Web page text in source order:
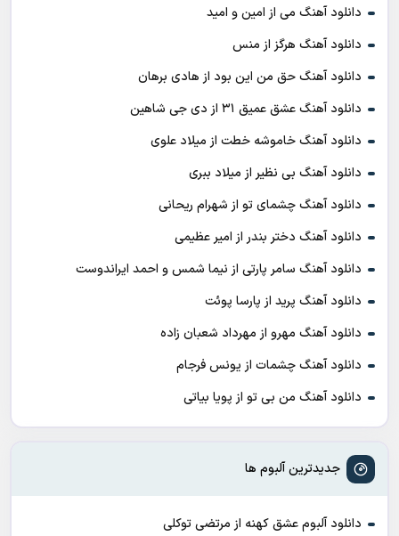
دانلود آهنگ می از امین و امید
دانلود آهنگ هرگز از منس
دانلود آهنگ حق من این بود از هادی برهان
دانلود آهنگ عشق عمیق ۳۱ از دی جی شاهین
دانلود آهنگ خاموشه خطت از میلاد علوی
دانلود آهنگ بی نظیر از میلاد ببری
دانلود آهنگ چشمای تو از شهرام ریحانی
دانلود آهنگ دختر بندر از امیر عظیمی
دانلود آهنگ سامر پارتی از نیما شمس و احمد ایراندوست
دانلود آهنگ پرید از پارسا پوئت
دانلود آهنگ مهرو از مهرداد شعبان زاده
دانلود آهنگ چشمات از یونس فرجام
دانلود آهنگ من بی تو از پویا بیاتی
جدیدترین آلبوم ها
دانلود آلبوم عشق کهنه از مرتضی توکلی